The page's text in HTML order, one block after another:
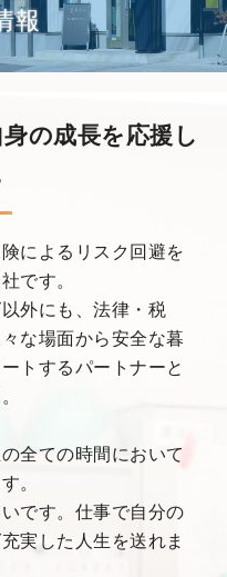
報
の成長を応援し
によるリスク回避を
です。
外にも、法律・税
な場面から安全な暮
トするパートナーと
全ての時間において
。
です。仕事で自分の
実した人生を送れま